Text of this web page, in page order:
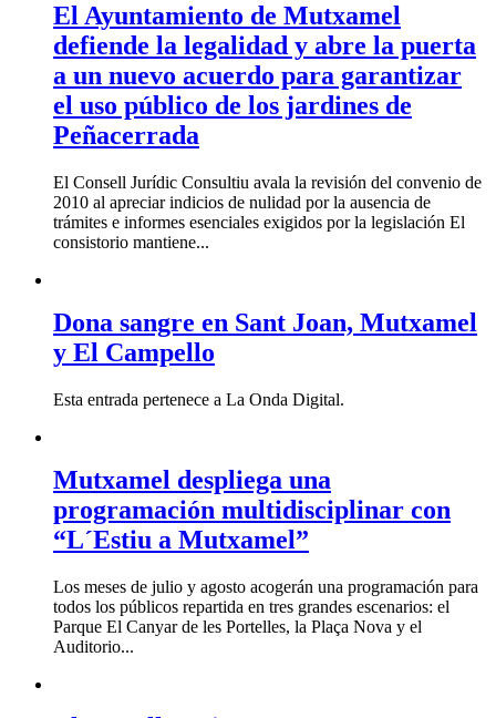
El Ayuntamiento de Mutxamel
defiende la legalidad y abre la puerta
a un nuevo acuerdo para garantizar
el uso público de los jardines de
Peñacerrada
El Consell Jurídic Consultiu avala la revisión del convenio de
2010 al apreciar indicios de nulidad por la ausencia de
trámites e informes esenciales exigidos por la legislación El
consistorio mantiene...
Dona sangre en Sant Joan, Mutxamel
y El Campello
Esta entrada pertenece a La Onda Digital.
Mutxamel despliega una
programación multidisciplinar con
“L´Estiu a Mutxamel”
Los meses de julio y agosto acogerán una programación para
todos los públicos repartida en tres grandes escenarios: el
Parque El Canyar de les Portelles, la Plaça Nova y el
Auditorio...